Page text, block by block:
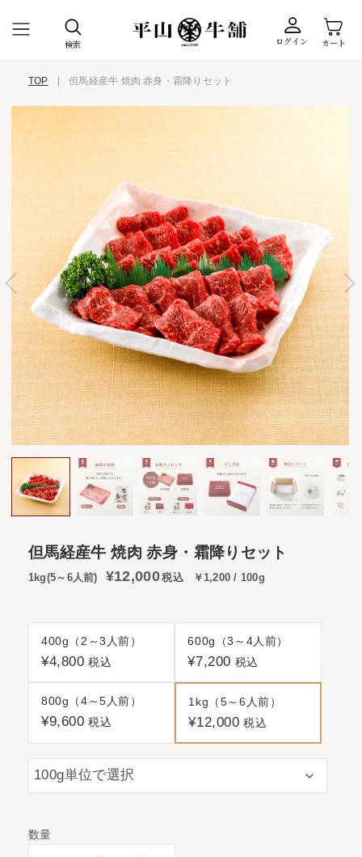
検索 ログイン カート
TOP 但馬経産牛 焼肉 赤身・霜降りセット
但馬経産牛 焼肉 赤身・霜降りセット
1kg(5～6人前) ¥12,000税込￥1,200 / 100g
400g（2～3人前）
¥4,800 税込
600g（3～4人前）
¥7,200 税込
800g（4～5人前）
¥9,600 税込
1kg（5～6人前）
¥12,000 税込
数量